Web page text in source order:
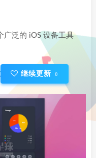
广泛的 iOS 设备工具
继续更新 0